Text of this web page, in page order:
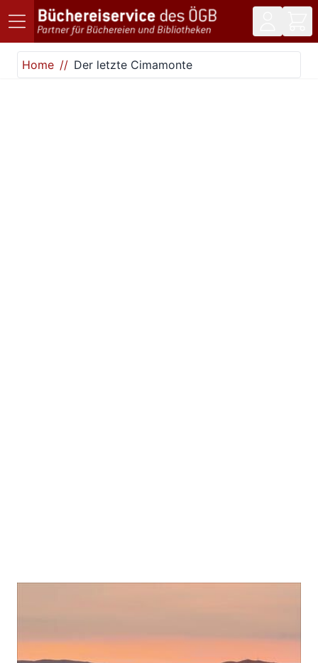
Direkt zum Inhalt
Home
Der letzte Cimamonte